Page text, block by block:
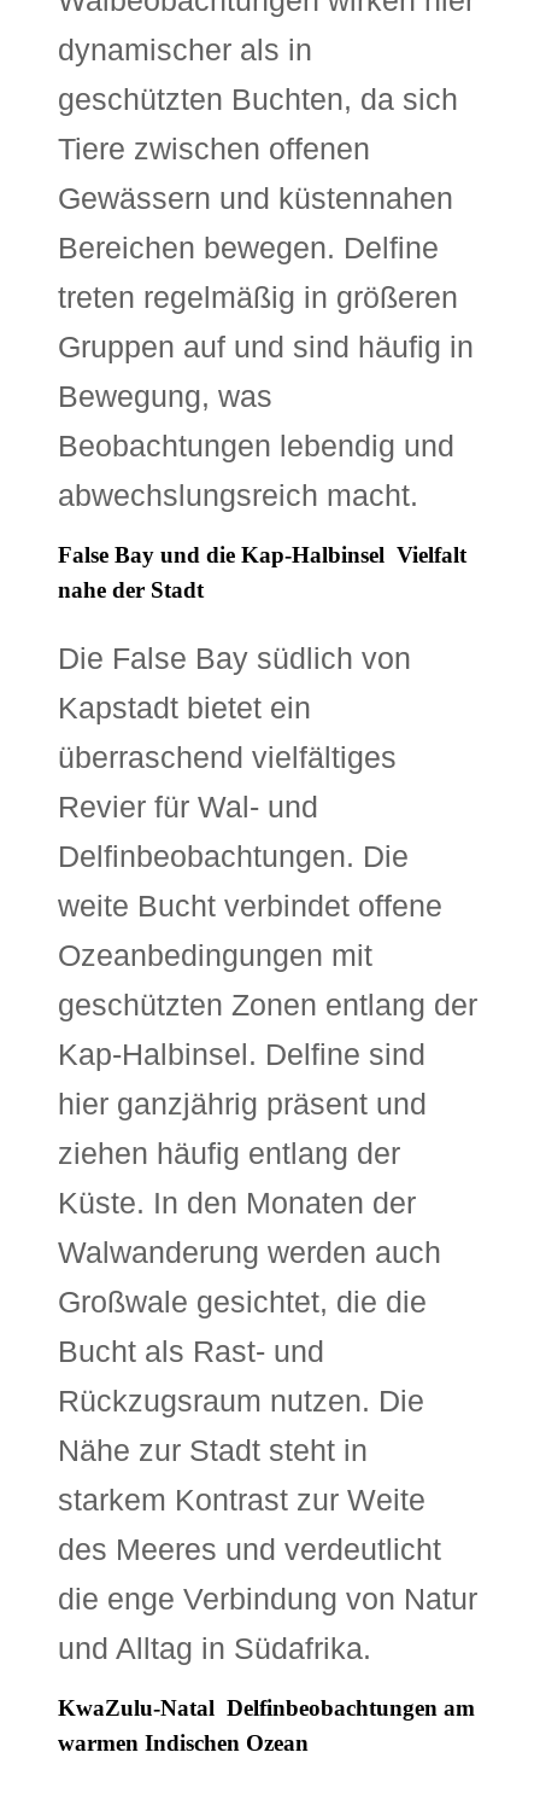
dynamischer als in
geschützten Buchten, da sich
Tiere zwischen offenen
Gewässern und küstennahen
Bereichen bewegen. Delfine
treten regelmäßig in größeren
Gruppen auf und sind häufig in
Bewegung, was
Beobachtungen lebendig und
abwechslungsreich macht.
False Bay und die Kap-Halbinsel  Vielfalt
nahe der Stadt
Die False Bay südlich von
Kapstadt bietet ein
überraschend vielfältiges
Revier für Wal- und
Delfinbeobachtungen. Die
weite Bucht verbindet offene
Ozeanbedingungen mit
geschützten Zonen entlang der
Kap-Halbinsel. Delfine sind
hier ganzjährig präsent und
ziehen häufig entlang der
Küste. In den Monaten der
Walwanderung werden auch
Großwale gesichtet, die die
Bucht als Rast- und
Rückzugsraum nutzen. Die
Nähe zur Stadt steht in
starkem Kontrast zur Weite
des Meeres und verdeutlicht
die enge Verbindung von Natur
und Alltag in Südafrika.
KwaZulu-Natal  Delfinbeobachtungen am
warmen Indischen Ozean